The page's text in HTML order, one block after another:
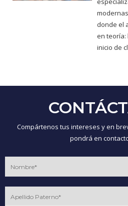
donde el
en teoría:
inicio de
Compártenos tus intereses y en
pondrá en